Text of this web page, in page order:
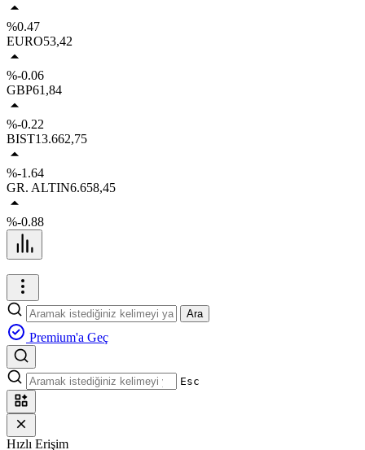
%0.47
EURO53,42
%-0.06
GBP61,84
%-0.22
BIST13.662,75
%-1.64
GR. ALTIN6.658,45
%-0.88
Ara
Premium'a Geç
Esc
Hızlı Erişim